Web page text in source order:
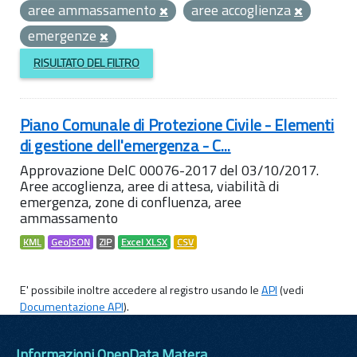
aree ammassamento
aree accoglienza
emergenze
RISULTATO DEL FILTRO
Piano Comunale di Protezione Civile - Elementi
di gestione dell'emergenza - C...
Approvazione DelC 00076-2017 del 03/10/2017.
Aree accoglienza, aree di attesa, viabilità di
emergenza, zone di confluenza, aree
ammassamento
KML GeoJSON ZIP Excel XLSX CSV
E' possibile inoltre accedere al registro usando leAPI(vedi
Documentazione API).